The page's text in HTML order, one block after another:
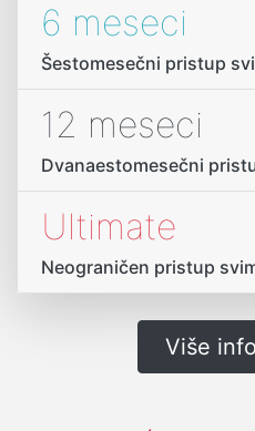
6 meseci
Šestomesečni pristup
12 meseci
Dvanaestomesečni
Ultimate
Neograničen pristup
Više